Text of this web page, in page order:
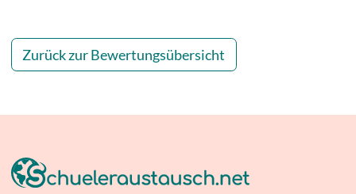
Zurück zur Bewertungsübersicht